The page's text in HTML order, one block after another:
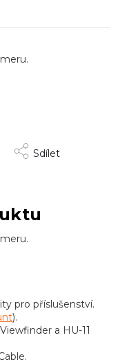
Sdílet
pro příslušenství.
).
a HU-11